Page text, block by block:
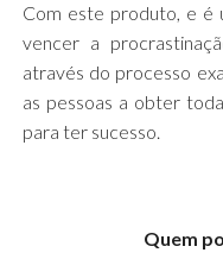
Com este produto, e é
vencer a
através do processo
as pessoas a obter
para ter sucesso.
Quem